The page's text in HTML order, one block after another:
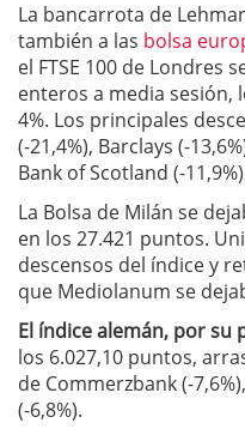
La bancarrota de
también a las bolsa
el FTSE 100 de Londres
enteros a media sesión,
4%. Los principales
(-21,4%), Barclays (-
Bank of Scotland (-
La Bolsa de Milán se
en los 27.421 puntos.
descensos del índice y
que Mediolanum se
El índice alemán, por su
los 6.027,10 puntos,
de Commerzbank (-
(-6,8%).